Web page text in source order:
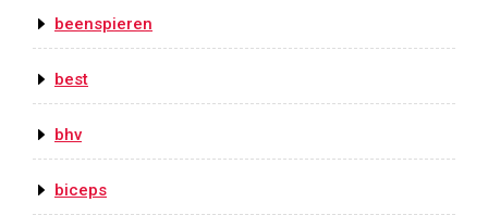
beenspieren
best
bhv
biceps